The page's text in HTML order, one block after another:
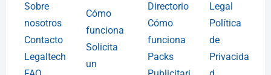
Sobre
nosotros
Contacto
Legaltech
Cómo
funciona
Solicita
un
Directorio
Cómo
funciona
Packs
Legal
Política
de
Privacida